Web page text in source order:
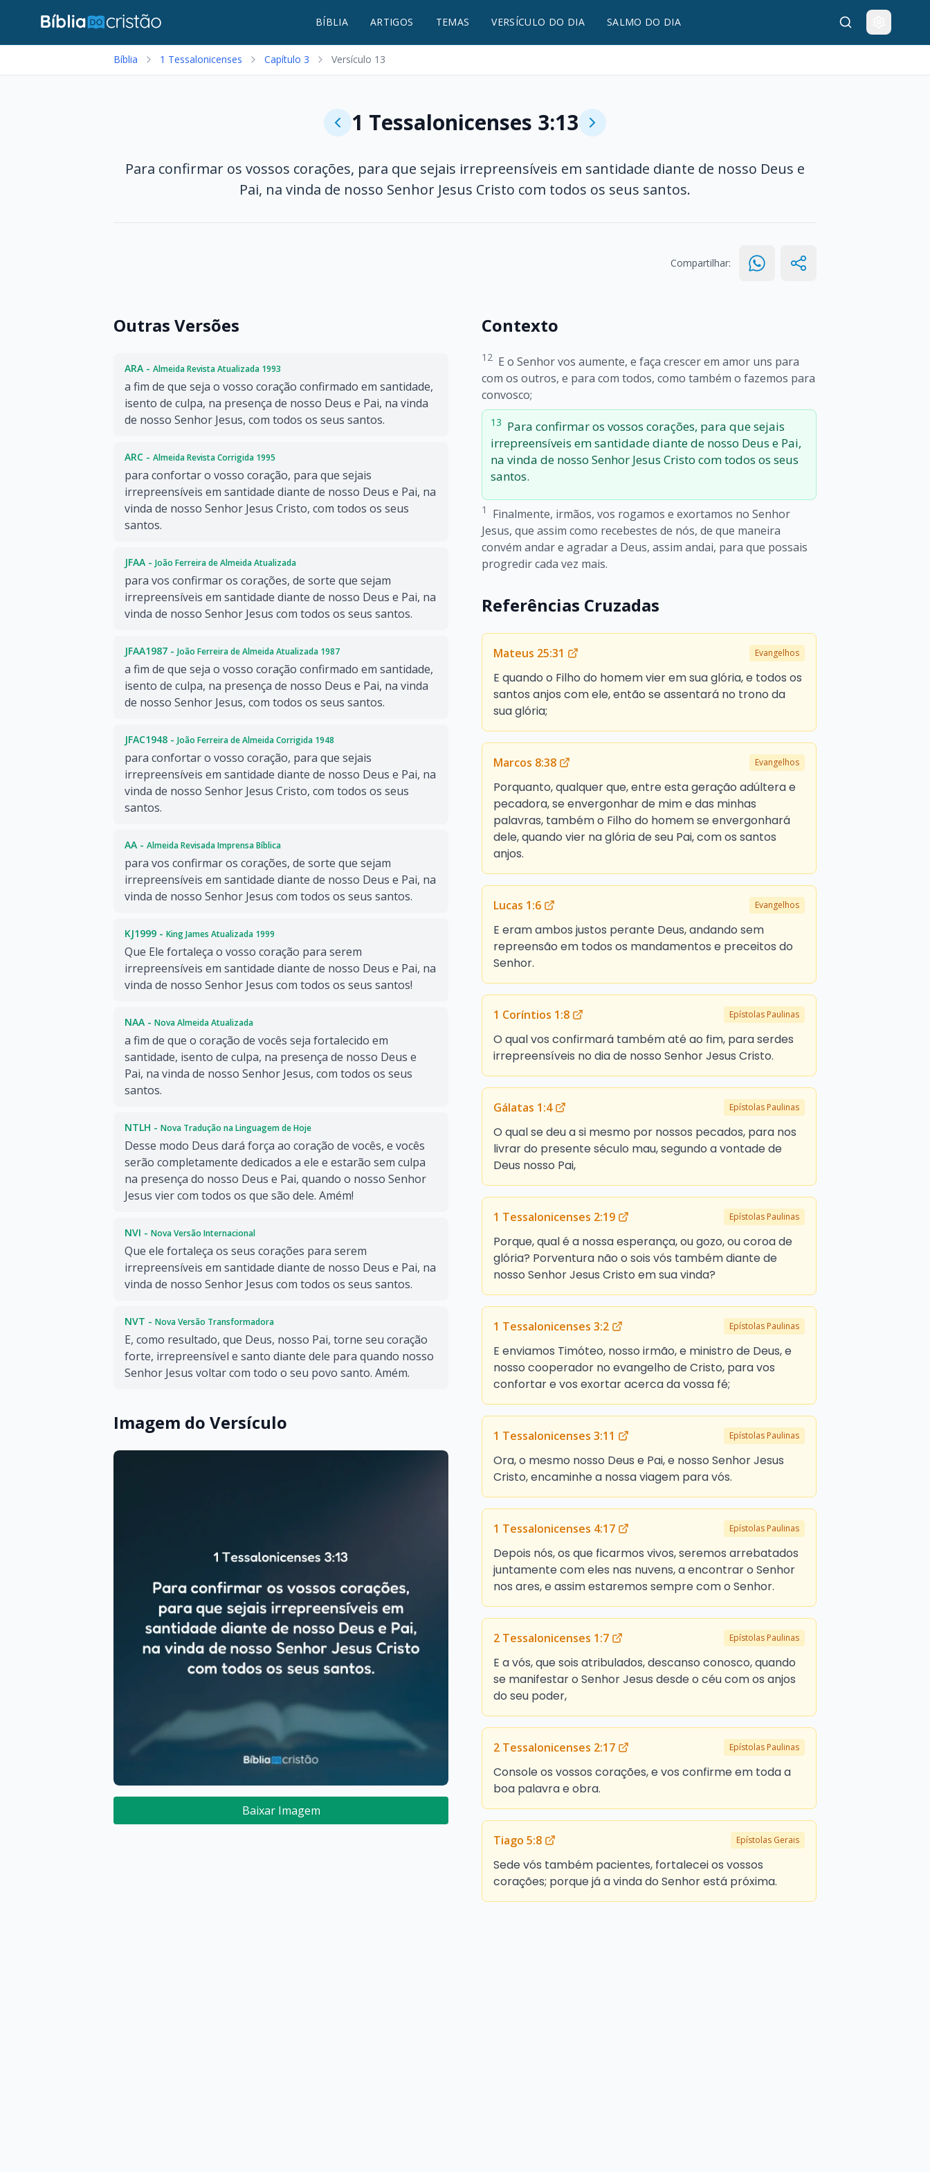
BÍBLIA ARTIGOS TEMAS VERSÍCULO DO DIA SALMO DO DIA
Bíblia 1 Tessalonicenses Capítulo 3 Versículo 13
1 Tessalonicenses 3:13
Para confirmar os vossos corações, para que sejais irrepreensíveis em santidade diante de nosso Deus e
Pai, na vinda de nosso Senhor Jesus Cristo com todos os seus santos.
Compartilhar:
Outras Versões
ARA - Almeida Revista Atualizada 1993
a fim de que seja o vosso coração confirmado em santidade,
isento de culpa, na presença de nosso Deus e Pai, na vinda
de nosso Senhor Jesus, com todos os seus santos.
ARC - Almeida Revista Corrigida 1995
para confortar o vosso coração, para que sejais
irrepreensíveis em santidade diante de nosso Deus e Pai, na
vinda de nosso Senhor Jesus Cristo, com todos os seus
santos.
JFAA - João Ferreira de Almeida Atualizada
para vos confirmar os corações, de sorte que sejam
irrepreensíveis em santidade diante de nosso Deus e Pai, na
vinda de nosso Senhor Jesus com todos os seus santos.
JFAA1987 - João Ferreira de Almeida Atualizada 1987
a fim de que seja o vosso coração confirmado em santidade,
isento de culpa, na presença de nosso Deus e Pai, na vinda
de nosso Senhor Jesus, com todos os seus santos.
JFAC1948 - João Ferreira de Almeida Corrigida 1948
para confortar o vosso coração, para que sejais
irrepreensíveis em santidade diante de nosso Deus e Pai, na
vinda de nosso Senhor Jesus Cristo, com todos os seus
santos.
AA - Almeida Revisada Imprensa Bíblica
para vos confirmar os corações, de sorte que sejam
irrepreensíveis em santidade diante de nosso Deus e Pai, na
vinda de nosso Senhor Jesus com todos os seus santos.
KJ1999 - King James Atualizada 1999
Que Ele fortaleça o vosso coração para serem
irrepreensíveis em santidade diante de nosso Deus e Pai, na
vinda de nosso Senhor Jesus com todos os seus santos!
NAA - Nova Almeida Atualizada
a fim de que o coração de vocês seja fortalecido em
santidade, isento de culpa, na presença de nosso Deus e
Pai, na vinda de nosso Senhor Jesus, com todos os seus
santos.
NTLH - Nova Tradução na Linguagem de Hoje
Desse modo Deus dará força ao coração de vocês, e vocês
serão completamente dedicados a ele e estarão sem culpa
na presença do nosso Deus e Pai, quando o nosso Senhor
Jesus vier com todos os que são dele. Amém!
NVI - Nova Versão Internacional
Que ele fortaleça os seus corações para serem
irrepreensíveis em santidade diante de nosso Deus e Pai, na
vinda de nosso Senhor Jesus com todos os seus santos.
NVT - Nova Versão Transformadora
E, como resultado, que Deus, nosso Pai, torne seu coração
forte, irrepreensível e santo diante dele para quando nosso
Senhor Jesus voltar com todo o seu povo santo. Amém.
Imagem do Versículo
Baixar Imagem
Contexto
12 E o Senhor vos aumente, e faça crescer em amor uns para
com os outros, e para com todos, como também o fazemos para
convosco;
13 Para confirmar os vossos corações, para que sejais
irrepreensíveis em santidade diante de nosso Deus e Pai,
na vinda de nosso Senhor Jesus Cristo com todos os seus
santos.
1
Finalmente, irmãos, vos rogamos e exortamos no Senhor
Jesus, que assim como recebestes de nós, de que maneira
convém andar e agradar a Deus, assim andai, para que possais
progredir cada vez mais.
Referências Cruzadas
Mateus 25:31 Evangelhos
E quando o Filho do homem vier em sua glória, e todos os
santos anjos com ele, então se assentará no trono da
sua glória;
Marcos 8:38 Evangelhos
Porquanto, qualquer que, entre esta geração adúltera e
pecadora, se envergonhar de mim e das minhas
palavras, também o Filho do homem se envergonhará
dele, quando vier na glória de seu Pai, com os santos
anjos.
Lucas 1:6 Evangelhos
E eram ambos justos perante Deus, andando sem
repreensão em todos os mandamentos e preceitos do
Senhor.
1 Coríntios 1:8 Epístolas Paulinas
O qual vos confirmará também até ao fim, para serdes
irrepreensíveis no dia de nosso Senhor Jesus Cristo.
Gálatas 1:4 Epístolas Paulinas
O qual se deu a si mesmo por nossos pecados, para nos
livrar do presente século mau, segundo a vontade de
Deus nosso Pai,
1 Tessalonicenses 2:19 Epístolas Paulinas
Porque, qual é a nossa esperança, ou gozo, ou coroa de
glória? Porventura não o sois vós também diante de
nosso Senhor Jesus Cristo em sua vinda?
1 Tessalonicenses 3:2 Epístolas Paulinas
E enviamos Timóteo, nosso irmão, e ministro de Deus, e
nosso cooperador no evangelho de Cristo, para vos
confortar e vos exortar acerca da vossa fé;
1 Tessalonicenses 3:11 Epístolas Paulinas
Ora, o mesmo nosso Deus e Pai, e nosso Senhor Jesus
Cristo, encaminhe a nossa viagem para vós.
1 Tessalonicenses 4:17 Epístolas Paulinas
Depois nós, os que ficarmos vivos, seremos arrebatados
juntamente com eles nas nuvens, a encontrar o Senhor
nos ares, e assim estaremos sempre com o Senhor.
2 Tessalonicenses 1:7 Epístolas Paulinas
E a vós, que sois atribulados, descanso conosco, quando
se manifestar o Senhor Jesus desde o céu com os anjos
do seu poder,
2 Tessalonicenses 2:17 Epístolas Paulinas
Console os vossos corações, e vos confirme em toda a
boa palavra e obra.
Tiago 5:8 Epístolas Gerais
Sede vós também pacientes, fortalecei os vossos
corações; porque já a vinda do Senhor está próxima.